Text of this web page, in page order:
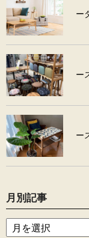
ー
ー
ー
月別記事